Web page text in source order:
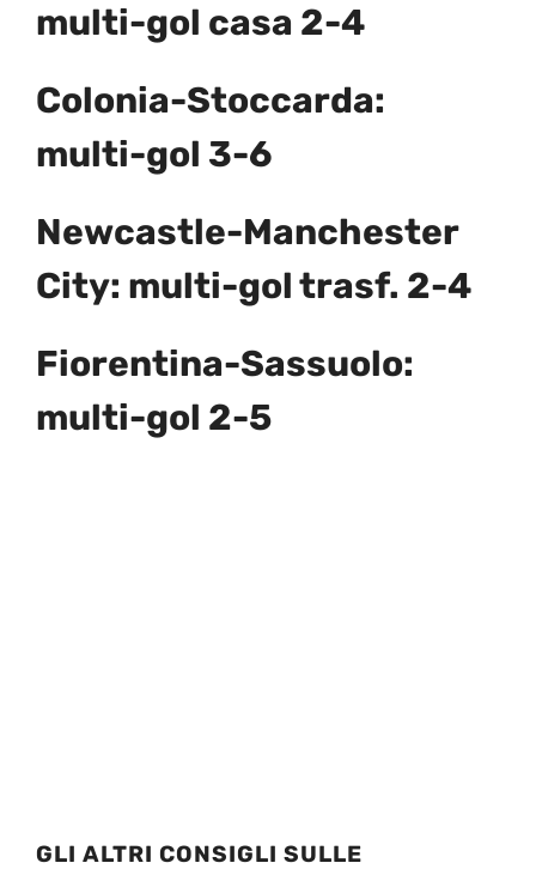
multi-gol casa 2-4
Colonia-Stoccarda:
multi-gol 3-6
Newcastle-Manchester
City: multi-gol trasf. 2-4
Fiorentina-Sassuolo:
multi-gol 2-5
GLI ALTRI CONSIGLI SULLE